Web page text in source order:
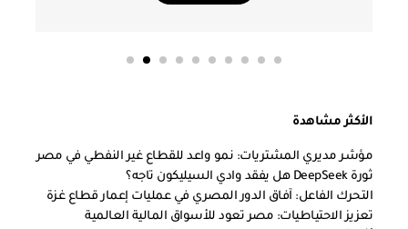
الأكثر مشاهدة
مؤشر مديري المشتريات: نمو واعد للقطاع غير النفطي في مصر
ثورة DeepSeek هل يفقد وادي السيليكون تاجه؟
التحرك الفاعل: آفاق الدور المصري في عمليات إعمار قطاع غزة
تعزيز الاحتياطيات: مصر تعود للأسواق المالية العالمية